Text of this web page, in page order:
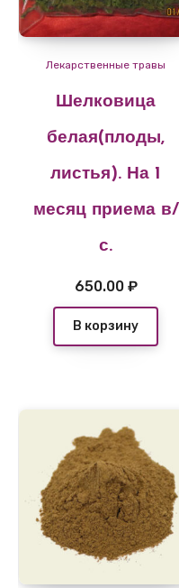
Лекарственные травы
Шелковица
белая(плоды,
листья). На 1
месяц приема в/
с.
650.00 ₽
В корзину